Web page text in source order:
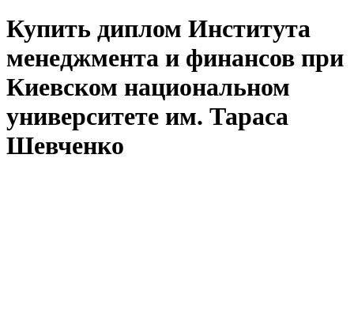
Купить диплом Института
менеджмента и финансов при
Киевском национальном
университете им. Тараса
Шевченко